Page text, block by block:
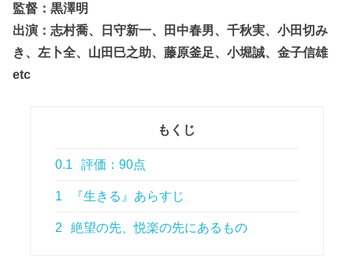
監督：黒澤明
出演：志村喬、日守新一、田中春男、千秋実、小田切み
き、左卜全、山田巳之助、藤原釜足、小堀誠、金子信雄
etc
もくじ
0.1 評価：90点
1 『生きる』あらすじ
2 絶望の先、悦楽の先にあるもの